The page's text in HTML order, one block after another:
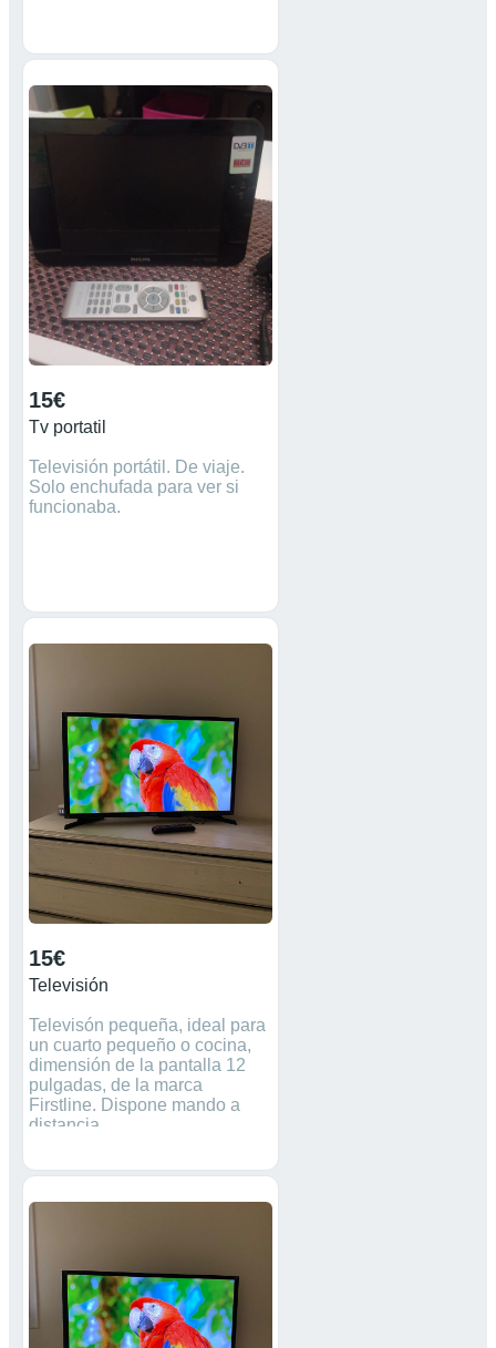
15€
Tv portatil
Televisión portátil. De viaje.
Solo enchufada para ver si
funcionaba.
15€
Televisión
Televisón pequeña, ideal para
un cuarto pequeño o cocina,
dimensión de la pantalla 12
pulgadas, de la marca
Firstline. Dispone mando a
distancia